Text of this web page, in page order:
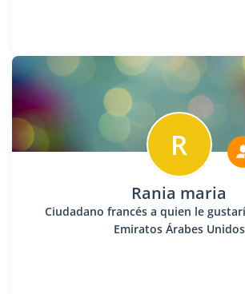
R
Rania maria
Ciudadano francés a quien le
Emiratos Árabes Unidos